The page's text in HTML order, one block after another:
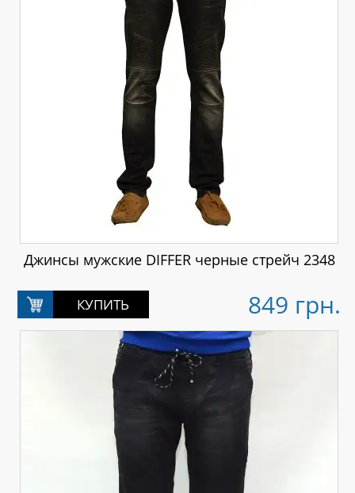
Джинсы мужские DIFFER черные стрейч 2348
849 грн.